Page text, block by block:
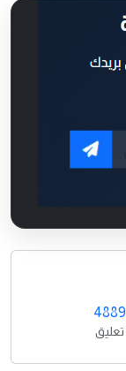
4889
تعليق